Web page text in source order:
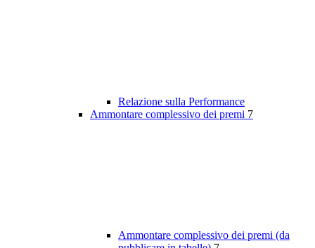
Relazione sulla Performance
Ammontare complessivo dei premi 7
Ammontare complessivo dei premi (da